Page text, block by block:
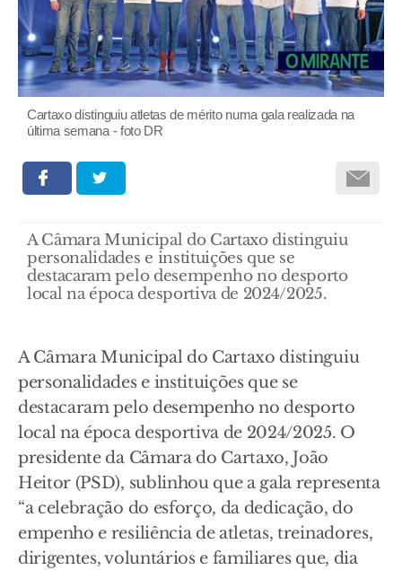
Cartaxo distinguiu atletas de mérito numa gala realizada na
última semana - foto DR
A Câmara Municipal do Cartaxo distinguiu
personalidades e instituições que se
destacaram pelo desempenho no desporto
local na época desportiva de 2024/2025.
A Câmara Municipal do Cartaxo distinguiu
personalidades e instituições que se
destacaram pelo desempenho no desporto
local na época desportiva de 2024/2025. O
presidente da Câmara do Cartaxo, João
Heitor (PSD), sublinhou que a gala representa
“a celebração do esforço, da dedicação, do
empenho e resiliência de atletas, treinadores,
dirigentes, voluntários e familiares que, dia